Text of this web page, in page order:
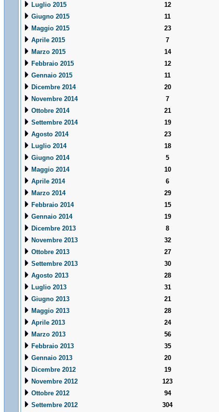
Luglio 2015
12
Giugno 2015
11
Maggio 2015
23
Aprile 2015
7
Marzo 2015
14
Febbraio 2015
12
Gennaio 2015
11
Dicembre 2014
20
Novembre 2014
7
Ottobre 2014
21
Settembre 2014
19
Agosto 2014
23
Luglio 2014
18
Giugno 2014
5
Maggio 2014
10
Aprile 2014
6
Marzo 2014
29
Febbraio 2014
15
Gennaio 2014
19
Dicembre 2013
8
Novembre 2013
32
Ottobre 2013
27
Settembre 2013
30
Agosto 2013
28
Luglio 2013
31
Giugno 2013
21
Maggio 2013
28
Aprile 2013
24
Marzo 2013
56
Febbraio 2013
35
Gennaio 2013
20
Dicembre 2012
19
Novembre 2012
123
Ottobre 2012
94
Settembre 2012
304